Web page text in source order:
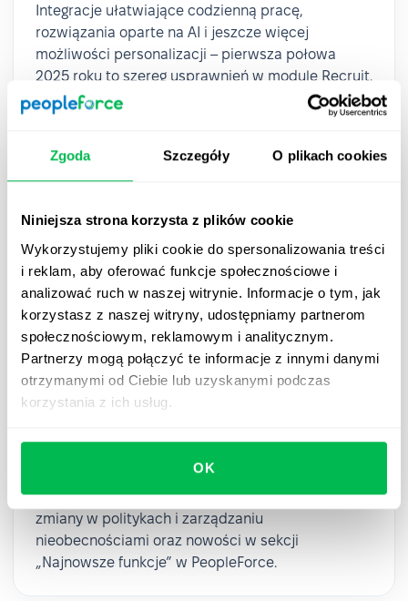
Zgoda Szczegóły O plikach cookies
Niniejsza strona korzysta z plików cookie
Wykorzystujemy pliki cookie do spersonalizowania treści
i reklam, aby oferować funkcje społecznościowe i
analizować ruch w naszej witrynie. Informacje o tym, jak
korzystasz z naszej witryny, udostępniamy partnerom
społecznościowym, reklamowym i analitycznym.
Partnerzy mogą połączyć te informacje z innymi danymi
otrzymanymi od Ciebie lub uzyskanymi podczas
korzystania z ich usług.
OK
Integracje ułatwiające codzienną pracę,
rozwiązania oparte na AI i jeszcze więcej
możliwości personalizacji – pierwsza połowa
2025 roku to szereg usprawnień w module Recruit.
Updates 2025-06-11
Najnowsze funkcje w politykach
urlopowych i zarządzaniu
nieobecnościami w 2025 roku
Pierwsze pół 2025 za nami! Sprawdź kluczowe
zmiany w politykach i zarządzaniu
nieobecnościami oraz nowości w sekcji
„Najnowsze funkcje” w PeopleForce.